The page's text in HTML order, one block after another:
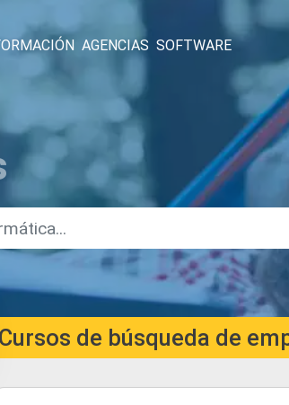
AGENCIAS SOFTWARE
Cursos de búsqueda de